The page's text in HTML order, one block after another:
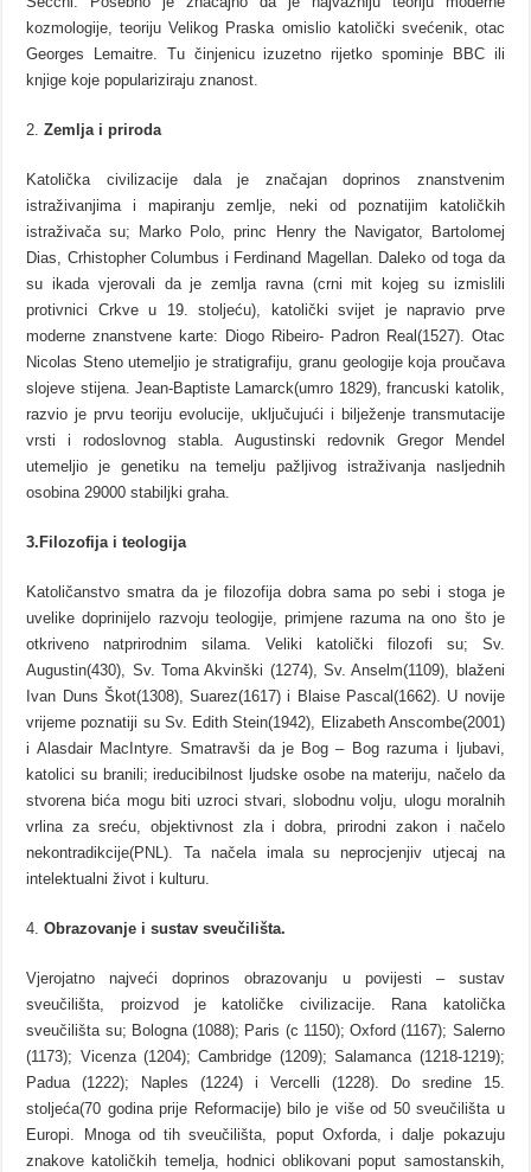
kozmologije, teoriju Velikog Praska omislio katolički svećenik, otac
Georges Lemaitre. Tu činjenicu izuzetno rijetko spominje BBC ili
knjige koje populariziraju znanost.
Zemlja i priroda
Katolička civilizacije dala je značajan doprinos znanstvenim
istraživanjima i mapiranju zemlje, neki od poznatijim katoličkih
istraživača su; Marko Polo, princ Henry the Navigator, Bartolomej
Dias, Crhistopher Columbus i Ferdinand Magellan. Daleko od toga da
su ikada vjerovali da je zemlja ravna (crni mit kojeg su izmislili
protivnici Crkve u 19. stoljeću), katolički svijet je napravio prve
moderne znanstvene karte: Diogo Ribeiro- Padron Real(1527). Otac
Nicolas Steno utemeljio je stratigrafiju, granu geologije koja proučava
slojeve stijena. Jean-Baptiste Lamarck(umro 1829), francuski katolik,
razvio je prvu teoriju evolucije, uključujući i bilježenje transmutacije
vrsti i rodoslovnog stabla. Augustinski redovnik Gregor Mendel
utemeljio je genetiku na temelju pažljivog istraživanja nasljednih
osobina 29000 stabiljki graha.
3.Filozofija i teologija
Katoličanstvo smatra da je filozofija dobra sama po sebi i stoga je
uvelike doprinijelo razvoju teologije, primjene razuma na ono što je
otkriveno natprirodnim silama. Veliki katolički filozofi su; Sv.
Augustin(430), Sv. Toma Akvinški (1274), Sv. Anselm(1109), blaženi
Ivan Duns Škot(1308), Suarez(1617) i Blaise Pascal(1662). U novije
vrijeme poznatiji su Sv. Edith Stein(1942), Elizabeth Anscombe(2001)
i Alasdair MacIntyre. Smatravši da je Bog – Bog razuma i ljubavi,
katolici su branili; ireducibilnost ljudske osobe na materiju, načelo da
stvorena bića mogu biti uzroci stvari, slobodnu volju, ulogu moralnih
vrlina za sreću, objektivnost zla i dobra, prirodni zakon i načelo
nekontradikcije(PNL). Ta načela imala su neprocjenjiv utjecaj na
intelektualni život i kulturu.
Obrazovanje i sustav sveučilišta.
Vjerojatno najveći doprinos obrazovanju u povijesti – sustav
sveučilišta, proizvod je katoličke civilizacije. Rana katolička
sveučilišta su; Bologna (1088); Paris (c 1150); Oxford (1167); Salerno
(1173); Vicenza (1204); Cambridge (1209); Salamanca (1218-1219);
Padua (1222); Naples (1224) i Vercelli (1228). Do sredine 15.
stoljeća(70 godina prije Reformacije) bilo je više od 50 sveučilišta u
Europi. Mnoga od tih sveučilišta, poput Oxforda, i dalje pokazuju
znakove katoličkih temelja, hodnici oblikovani poput samostanskih,